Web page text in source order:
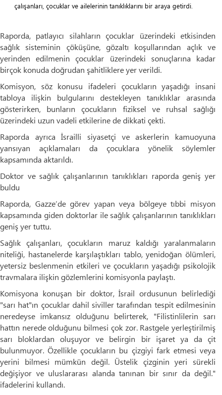
çalışanları, çocuklar ve ailelerinin tanıklıklarını bir araya getirdi.
Raporda, patlayıcı silahların çocuklar üzerindeki etkisinden
sağlık sisteminin çöküşüne, gözaltı koşullarından açlık ve
yerinden edilmenin çocuklar üzerindeki sonuçlarına kadar
birçok konuda doğrudan şahitliklere yer verildi.
Komisyon, söz konusu ifadeleri çocukların yaşadığı insani
tabloya ilişkin bulgularını destekleyen tanıklıklar arasında
gösterirken, bunların çocukların fiziksel ve ruhsal sağlığı
üzerindeki uzun vadeli etkilerine de dikkati çekti.
Raporda ayrıca İsrailli siyasetçi ve askerlerin kamuoyuna
yansıyan açıklamaları da çocuklara yönelik söylemler
kapsamında aktarıldı.
Doktor ve sağlık çalışanlarının tanıklıkları raporda geniş yer
buldu
Raporda, Gazze’de görev yapan veya bölgeye tıbbi misyon
kapsamında giden doktorlar ile sağlık çalışanlarının tanıklıkları
geniş yer tuttu.
Sağlık çalışanları, çocukların maruz kaldığı yaralanmaların
niteliği, hastanelerde karşılaştıkları tablo, yenidoğan ölümleri,
yetersiz beslenmenin etkileri ve çocukların yaşadığı psikolojik
travmalara ilişkin gözlemlerini komisyonla paylaştı.
Komisyona konuşan bir doktor, İsrail ordusunun belirlediği
"sarı hat"ın çocuklar dahil siviller tarafından tespit edilmesinin
neredeyse imkansız olduğunu belirterek, "Filistinlilerin sarı
hattın nerede olduğunu bilmesi çok zor. Rastgele yerleştirilmiş
sarı bloklardan oluşuyor ve belirgin bir işaret ya da çit
bulunmuyor. Özellikle çocukların bu çizgiyi fark etmesi veya
yerini bilmesi mümkün değil. Üstelik çizginin yeri sürekli
değişiyor ve uluslararası alanda tanınan bir sınır da değil."
ifadelerini kullandı.